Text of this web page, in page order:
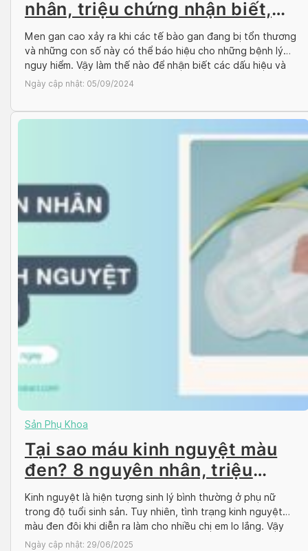
nhân, triệu chứng nhận biết,
cách điều trị
Men gan cao xảy ra khi các tế bào gan đang bị tổn thương
và những con số này có thể báo hiệu cho những bệnh lý
nguy hiểm. Vậy làm thế nào để nhận biết các dấu hiệu và
mức độ ảnh hưởng của men gan cao cũng như tìm hiểu về
Ngày cập nhật: 05/09/2024
Sản Phụ Khoa
Tại sao máu kinh nguyệt màu
đen? 8 nguyên nhân, triệu
chứng
Kinh nguyệt là hiện tượng sinh lý bình thường ở phụ nữ
trong độ tuổi sinh sản. Tuy nhiên, tình trạng kinh nguyệt
màu đen đôi khi diễn ra làm cho nhiều chị em lo lắng. Vậy
kinh nguyệt màu đen liệu có phải là dấu hiệu cảnh báo một
Ngày cập nhật: 29/06/2025